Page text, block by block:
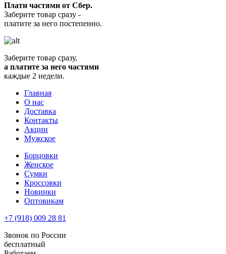
Плати частями от Сбер.
Заберите товар сразу -
платите за него постепенно.
Заберите товар сразу,
а платите за него частями
каждые 2 недели.
Главная
О нас
Доставка
Контакты
Акции
Мужское
Борцовки
Женское
Сумки
Кроссовки
Новинки
Оптовикам
+7 (918) 009 28 81
Звонок по России
бесплатный